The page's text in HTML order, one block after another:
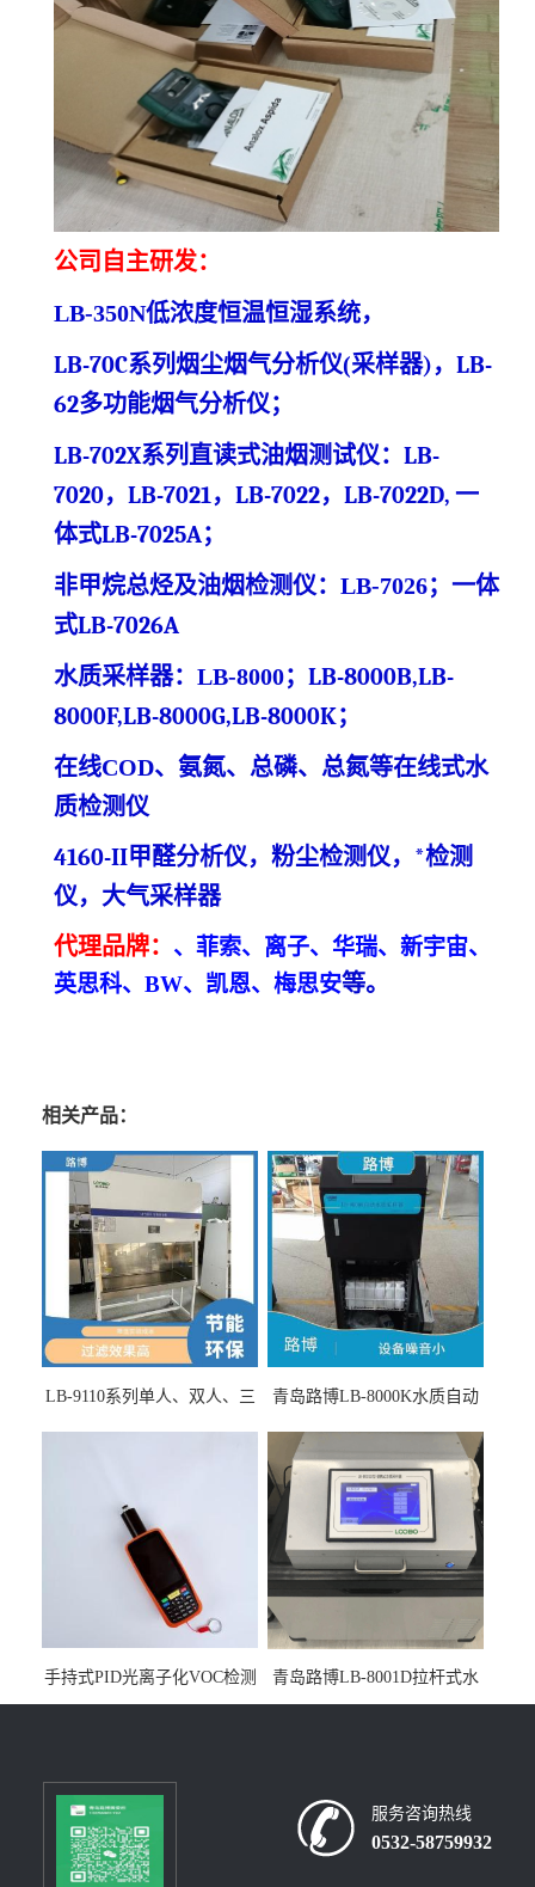
公司自主研发：
LB-350N低浓度恒温恒湿系统，
LB-70C系列烟尘烟气分析仪(采样器)， LB-
62多功能烟气分析仪；
LB-702X系列直读式油烟测试仪： LB-
7020，LB-7021，LB-7022，LB-7022D, 一
体式LB-7025A；
非甲烷总烃及油烟检测仪： LB-7026；一体
式LB-7026A
水质采样器： LB-8000； LB-8000B,LB-
8000F,LB-8000G,LB-8000K；
在线COD、氨氮、总磷、总氮等在线式水
质检测仪
4160-II甲醛分析仪，粉尘检测仪，*检测
仪，大气采样器
代理品牌： 、菲索、离子、华瑞、新宇宙、
英思科、 BW、凯恩、梅思安等。
相关产品：
LB-9110系列单人、双人、三
青岛路博LB-8000K水质自动
手持式PID光离子化VOC检测
仪（挥发性有机物设备）
青岛路博LB-8001D拉杆式水
质采样器
服务咨询热线
0532-58759932